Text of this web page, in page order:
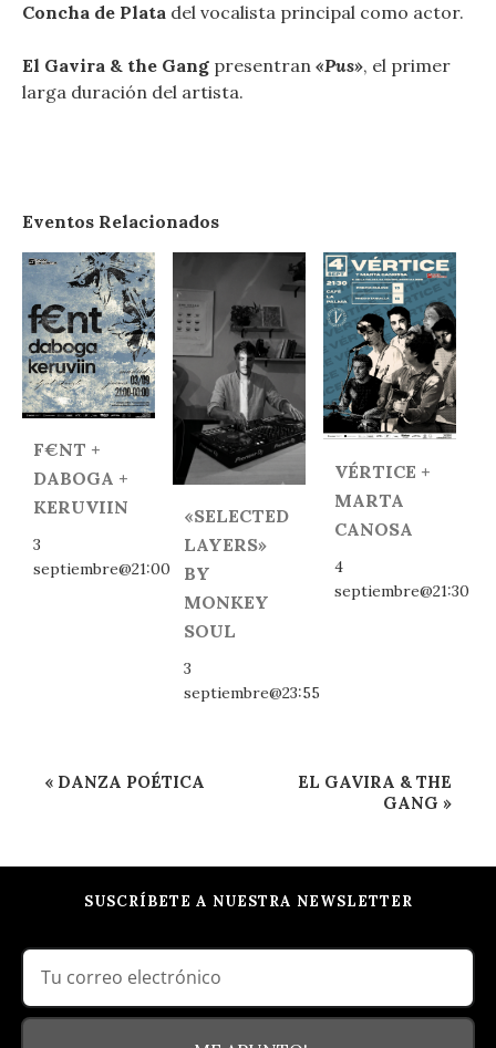
Concha de Plata del vocalista principal como actor.
El Gavira & the Gang presentran «Pus», el primer
larga duración del artista.
Eventos Relacionados
F€NT +
DABOGA +
KERUVIIN
3
septiembre@21:00
«SELECTED
LAYERS»
BY
MONKEY
SOUL
3
septiembre@23:55
VÉRTICE +
MARTA
CANOSA
4
septiembre@21:30
Navegación
« DANZA POÉTICA
EL GAVIRA & THE
GANG »
SUSCRÍBETE A NUESTRA NEWSLETTER